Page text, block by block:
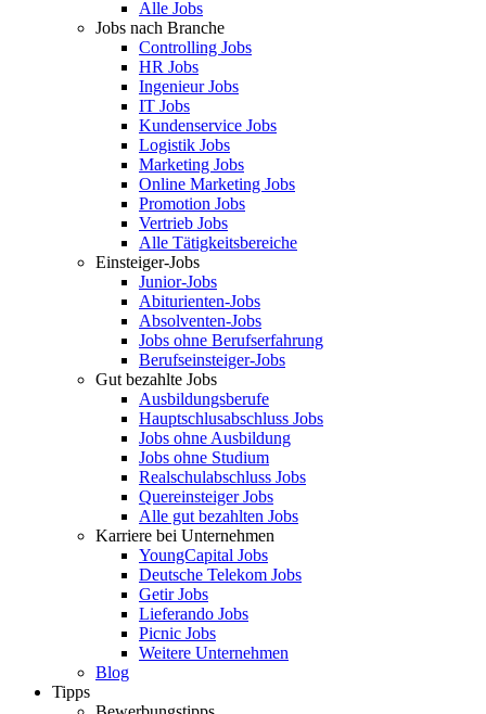
Alle Jobs
Jobs nach Branche
Controlling Jobs
HR Jobs
Ingenieur Jobs
IT Jobs
Kundenservice Jobs
Logistik Jobs
Marketing Jobs
Online Marketing Jobs
Promotion Jobs
Vertrieb Jobs
Alle Tätigkeitsbereiche
Einsteiger-Jobs
Junior-Jobs
Abiturienten-Jobs
Absolventen-Jobs
Jobs ohne Berufserfahrung
Berufseinsteiger-Jobs
Gut bezahlte Jobs
Ausbildungsberufe
Hauptschlusabschluss Jobs
Jobs ohne Ausbildung
Jobs ohne Studium
Realschulabschluss Jobs
Quereinsteiger Jobs
Alle gut bezahlten Jobs
Karriere bei Unternehmen
YoungCapital Jobs
Deutsche Telekom Jobs
Getir Jobs
Lieferando Jobs
Picnic Jobs
Weitere Unternehmen
Blog
Tipps